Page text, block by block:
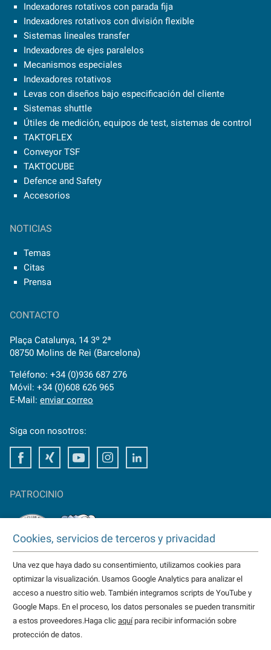
Indexadores rotativos con parada fija
Indexadores rotativos con división flexible
Sistemas lineales transfer
Indexadores de ejes paralelos
Mecanismos especiales
Indexadores rotativos
Levas con diseños bajo especificación del cliente
Sistemas shuttle
Útiles de medición, equipos de test, sistemas de control
TAKTOFLEX
Conveyor TSF
TAKTOCUBE
Defence and Safety
Accesorios
NOTICIAS
Temas
Citas
Prensa
CONTACTO
Plaça Catalunya, 14 3º 2ª
08750 Molins de Rei (Barcelona)
Teléfono: +34 (0)936 687 276
Móvil: +34 (0)608 626 965
E-Mail: enviar correo
Siga con nosotros:
FacebookXing Youtube Instagram
PATROCINIO
TAKTOMAT es patrocinador del
HC Erlangen
Eisbären Heilbronn
más...
Cookies, servicios de terceros y privacidad
Una vez que haya dado su consentimiento, utilizamos cookies para
optimizar la visualización. Usamos Google Analytics para analizar el
acceso a nuestro sitio web. También integramos scripts de YouTube y
Google Maps. En el proceso, los datos personales se pueden transmitir
a estos proveedores.Haga clic aquípara recibir información sobre
protección de datos.